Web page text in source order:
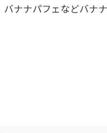
ナナパフェなどバナ